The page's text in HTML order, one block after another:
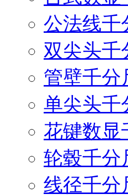
公法线千
双尖头千
管壁千分
单尖头千
花键数显
轮毂千分
线径千分